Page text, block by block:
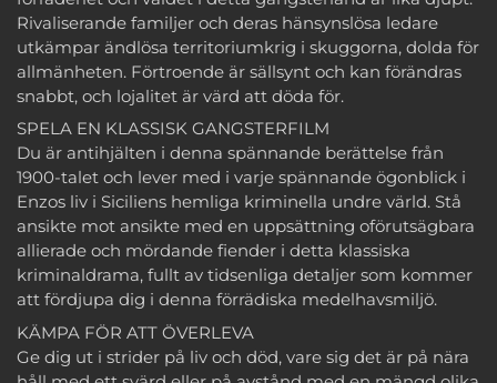
Rivaliserande familjer och deras hänsynslösa ledare
utkämpar ändlösa territoriumkrig i skuggorna, dolda för
allmänheten. Förtroende är sällsynt och kan förändras
snabbt, och lojalitet är värd att döda för.
SPELA EN KLASSISK GANGSTERFILM
Du är antihjälten i denna spännande berättelse från
1900-talet och lever med i varje spännande ögonblick i
Enzos liv i Siciliens hemliga kriminella undre värld. Stå
ansikte mot ansikte med en uppsättning oförutsägbara
allierade och mördande fiender i detta klassiska
kriminaldrama, fullt av tidsenliga detaljer som kommer
att fördjupa dig i denna förrädiska medelhavsmiljö.
KÄMPA FÖR ATT ÖVERLEVA
Ge dig ut i strider på liv och död, vare sig det är på nära